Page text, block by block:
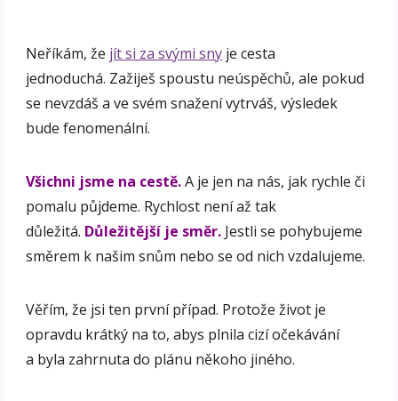
Neříkám, že jít si za svými sny je cesta
jednoduchá. Zažiješ spoustu neúspěchů, ale pokud
se nevzdáš a ve svém snažení vytrváš, výsledek
bude fenomenální.
Všichni jsme na cestě.A je jen na nás, jak rychle či
pomalu půjdeme. Rychlost není až tak
důležitá. Důležitější je směr. Jestli se pohybujeme
směrem k našim snům nebo se od nich vzdalujeme.
Věřím, že jsi ten první případ. Protože život je
opravdu krátký na to, abys plnila cizí očekávání
a byla zahrnuta do plánu někoho jiného.